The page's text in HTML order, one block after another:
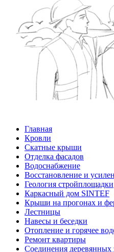
Главная
Кровли
Скатные крыши
Отделка фасадов
Водоснабжение
Восстановление и
Геология стройплощадки
Каркасный дом SINTEF
Крыши на прогонах и
Лестницы
Навесы и беседки
Отопление и горячее
Ремонт квартиры
Соединения деревянных